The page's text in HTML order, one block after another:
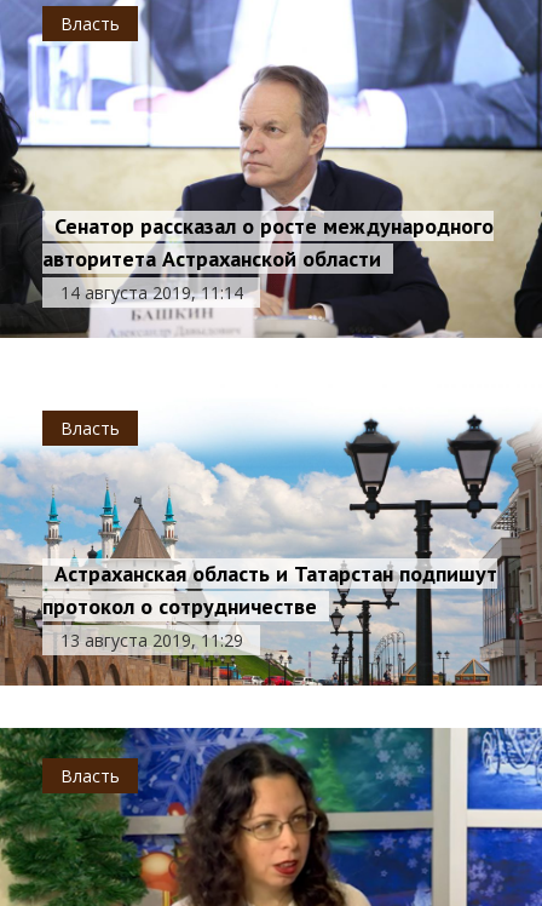
Власть
Сенатор рассказал о росте международного
авторитета Астраханской области
14 августа 2019, 11:14
Власть
Астраханская область и Татарстан подпишут
протокол о сотрудничестве
13 августа 2019, 11:29
Власть